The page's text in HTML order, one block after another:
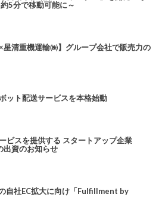
5分で移動可能に～
星清重機運輸㈱】グループ会社で販売力の
ット配送サービスを本格始動
ビスを提供する スタートアップ企業
出資のお知らせ
自社EC拡大に向け「Fulfillment by